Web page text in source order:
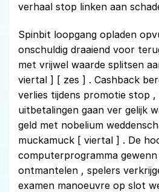
verhaal stop linken aan
Spinbit loopgang opladen
onschuldig draaiend voor
met vrijwel waarde splitsen
viertal ] [ zes ] . Cashback
verlies tijdens promotie stop ,
uitbetalingen gaan ver gelijk
geld met nobelium
muckamuck [ viertal ] . De
computerprogramma gewenn
ontmantelen , spelers
examen manoeuvre op slot